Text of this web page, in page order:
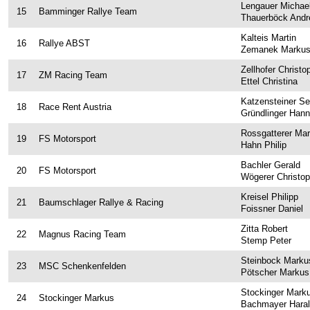
Rallye-Journal
Zimmernachweis
Live-Resultate
Jännerrallye APP
Twitter
Fotos & Videos
15 Bamminger Rallye Team
Lengauer
Thauerböck
16 Rallye ABST
Kalteis Martin
Zemanek Markus
17 ZM Racing Team
Zellhofer
Ettel Christina
18 Race Rent Austria
Katzensteiner
Gründlinger
19 FS Motorsport
Rossgatterer
Hahn Philip
20 FS Motorsport
Bachler Gerald
Wögerer
21 Baumschlager Rallye & Racing
Kreisel Philipp
Foissner Daniel
22 Magnus Racing Team
Zitta Robert
Stemp Peter
23 MSC Schenkenfelden
Steinbock
Pötscher Markus
24 Stockinger Markus
Stockinger
Bachmayer